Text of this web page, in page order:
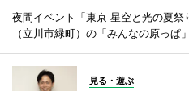
夜間イベント「東京 星空と光の夏
（立川市緑町）の「みんなの原っぱ
見る・遊ぶ